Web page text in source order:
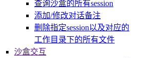
查询沙盒的所有session
添加/修改对话备注
删除指定session以及对应的
工作目录下的所有文件
沙盒交互